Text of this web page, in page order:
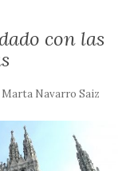
con las
Marta Navarro Saiz